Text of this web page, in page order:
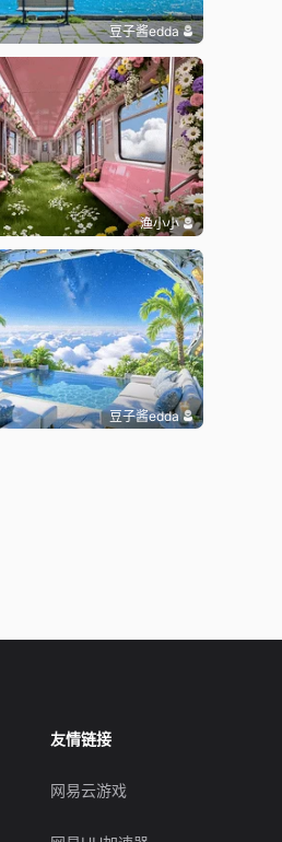
豆子酱edda
渔小小
豆子酱edda
友情链接
网易云游戏